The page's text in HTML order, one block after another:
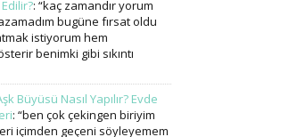
: “kaç zamandır yorum
bugüne fırsat oldu
istiyorum hem
benimki gibi sıkıntı
Büyüsü Nasıl Yapılır? Evde
: “ben çok çekingen biriyim
içimden geçeni söyleyemem